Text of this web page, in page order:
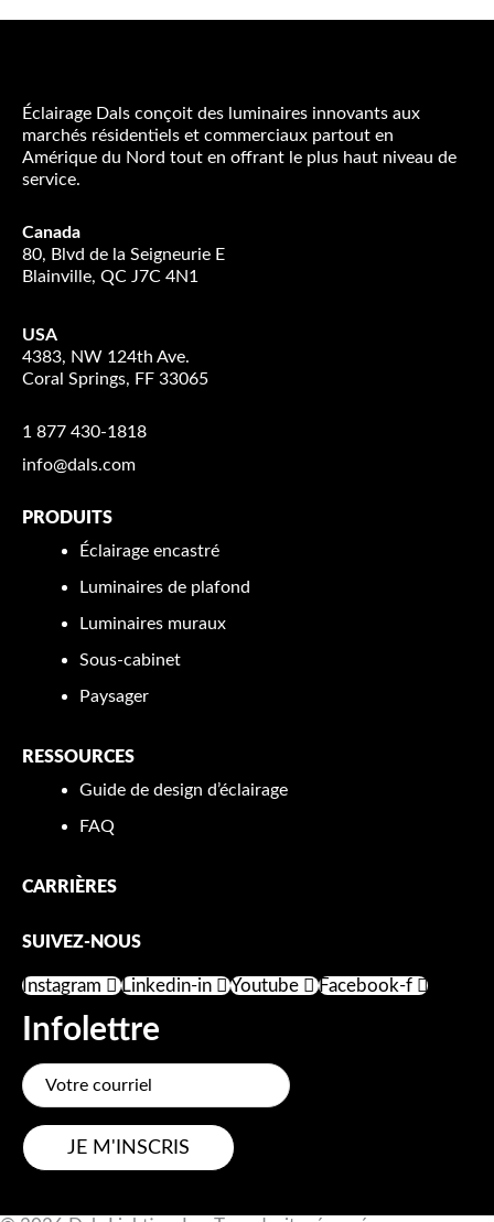
Éclairage Dals conçoit des luminaires innovants aux
marchés résidentiels et commerciaux partout en
Amérique du Nord tout en offrant le plus haut niveau de
service.
Canada
80, Blvd de la Seigneurie E
Blainville, QC J7C 4N1
USA
4383, NW 124th Ave.
Coral Springs, FF 33065
1 877 430-1818
info@dals.com
PRODUITS
Éclairage encastré
Luminaires de plafond
Luminaires muraux
Sous-cabinet
Paysager
RESSOURCES
Guide de design d’éclairage
FAQ
CARRIÈRES
SUIVEZ-NOUS
Instagram Linkedin-in Youtube Facebook-f
Infolettre
JE M'INSCRIS